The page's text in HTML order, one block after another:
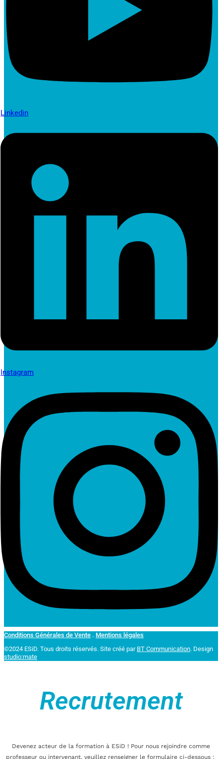
Linkedin
Instagram
Conditions Générales de Vente . Mentions légales
©2024 ESiD. Tous droits réservés. Site créé par BT Communication. Design
studio:mate
Recrutement
Devenez acteur de la formation à ESiD ! Pour nous rejoindre comme
professeur ou intervenant, veuillez renseigner le formulaire ci-dessous :